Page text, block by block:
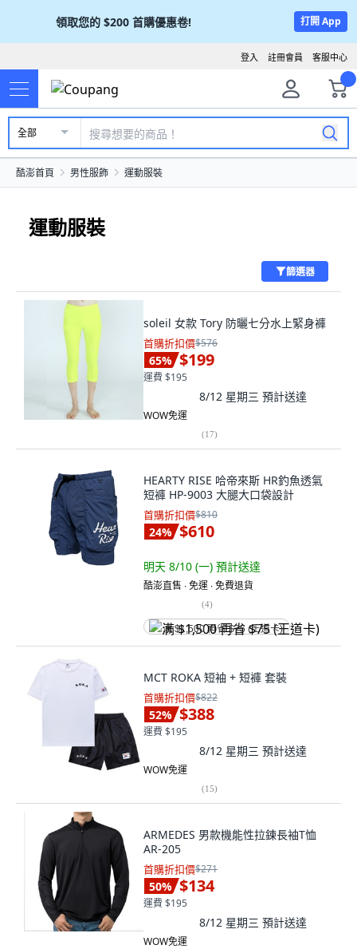
領取您的 $200 首購優惠卷! 打開 App
客服中心
註冊會員
登入
全部
酷澎首頁 男性服飾 運動服裝
運動服裝
篩選器
soleil 女款 Tory 防曬七分水上緊身褲
首購折扣價$576
65% $199
運費 $195
8/12 星期三 預計送達
WOW免運
(17)
HEARTY RISE 哈帝來斯 HR釣魚透氣
短褲 HP-9003 大腿大口袋設計
首購折扣價$810
24% $610
明天 8/10 (一) 預計送達
酷澎直售 ∙ 免運 ∙ 免費退貨
(4)
满 $1,500 再省 $75 (王道卡)
MCT ROKA 短袖 + 短褲 套裝
首購折扣價$822
52% $388
運費 $195
8/12 星期三 預計送達
WOW免運
(15)
ARMEDES 男款機能性拉鍊長袖T恤
AR-205
首購折扣價$271
50% $134
運費 $195
8/12 星期三 預計送達
WOW免運